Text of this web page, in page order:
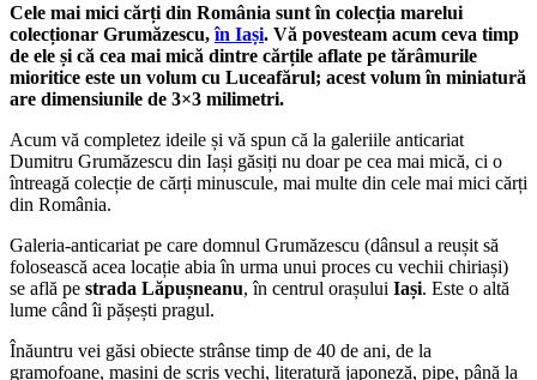
Cele mai mici cărți din România sunt în colecția marelui
colecționar Grumăzescu,în Iași. Vă povesteam acum ceva timp
de ele și că cea mai mică dintre cărțile aflate pe tărâmurile
mioritice este un volum cu Luceafărul; acest volum în miniatură
are dimensiunile de 3×3 milimetri.
Acum vă completez ideile și vă spun că la galeriile anticariat
Dumitru Grumăzescu din Iași găsiți nu doar pe cea mai mică, ci o
întreagă colecție de cărți minuscule, mai multe din cele mai mici cărți
din România.
Galeria-anticariat pe care domnul Grumăzescu (dânsul a reușit să
folosească acea locație abia în urma unui proces cu vechii chiriași)
se află pe strada Lăpușneanu, în centrul orașului Iași. Este o altă
lume când îi pășești pragul.
Înăuntru vei găsi obiecte strânse timp de 40 de ani, de la
gramofoane, mașini de scris vechi, literatură japoneză, pipe, până la